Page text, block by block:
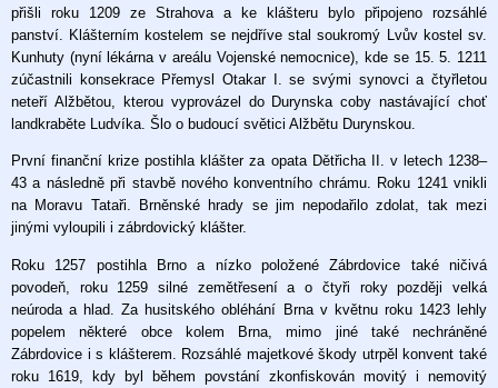
přišli roku 1209 ze Strahova a ke klášteru bylo připojeno rozsáhlé
panství. Klášterním kostelem se nejdříve stal soukromý Lvův kostel sv.
Kunhuty (nyní lékárna v areálu Vojenské nemocnice), kde se 15. 5. 1211
zúčastnili konsekrace Přemysl Otakar I. se svými synovci a čtyřletou
neteří Alžbětou, kterou vyprovázel do Durynska coby nastávající choť
landkraběte Ludvíka. Šlo o budoucí světici Alžbětu Durynskou.
První finanční krize postihla klášter za opata Dětřicha II. v letech 1238–
43 a následně při stavbě nového konventního chrámu. Roku 1241 vnikli
na Moravu Tataři. Brněnské hrady se jim nepodařilo zdolat, tak mezi
jinými vyloupili i zábrdovický klášter.
Roku 1257 postihla Brno a nízko položené Zábrdovice také ničivá
povodeň, roku 1259 silné zemětřesení a o čtyři roky později velká
neúroda a hlad. Za husitského obléhání Brna v květnu roku 1423 lehly
popelem některé obce kolem Brna, mimo jiné také nechráněné
Zábrdovice i s klášterem. Rozsáhlé majetkové škody utrpěl konvent také
roku 1619, kdy byl během povstání zkonfiskován movitý i nemovitý